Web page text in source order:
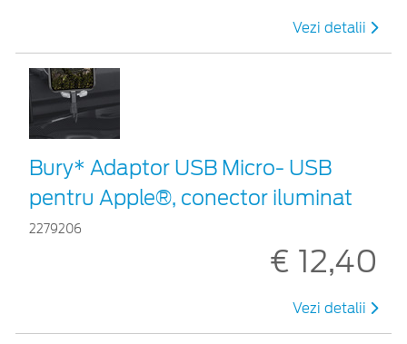
Vezi detalii
Bury* Adaptor USB Micro- USB
pentru Apple®, conector iluminat
2279206
€ 12,40
Vezi detalii